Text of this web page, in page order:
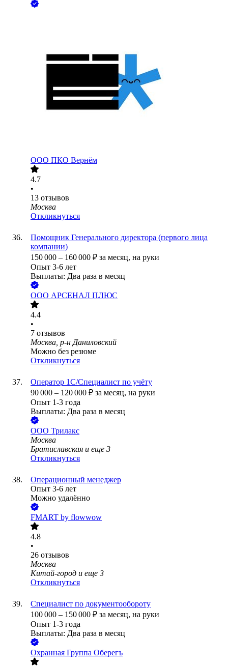
ООО ПКО Вернём
4.7
•
13 отзывов
Москва
Откликнуться
Помощник Генерального директора (первого лица
компании)
150 000 – 160 000 ₽ за месяц, на руки
Опыт 3-6 лет
Выплаты: Два раза в месяц
ООО АРСЕНАЛ ПЛЮС
4.4
•
7 отзывов
Москва, р-н Даниловский
Можно без резюме
Откликнуться
Оператор 1С/Специалист по учёту
90 000 – 120 000 ₽ за месяц, на руки
Опыт 1-3 года
Выплаты: Два раза в месяц
ООО Трилакс
Москва
Братиславская и еще 3
Откликнуться
Операционный менеджер
Опыт 3-6 лет
Можно удалённо
FMART by flowwow
4.8
•
26 отзывов
Москва
Китай-город и еще 3
Откликнуться
Специалист по документообороту
100 000 – 150 000 ₽ за месяц, на руки
Опыт 1-3 года
Выплаты: Два раза в месяц
Охранная Группа Оберегъ